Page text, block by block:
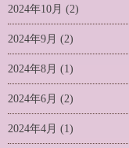
2024年10月 (2)
2024年9月 (2)
2024年8月 (1)
2024年6月 (2)
2024年4月 (1)